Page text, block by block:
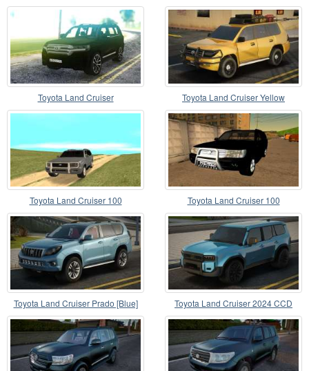
Toyota Land Cruiser Toyota Land Cruiser Yellow
Toyota Land Cruiser 100 Toyota Land Cruiser 100
Toyota Land Cruiser Prado [Blue] Toyota Land Cruiser 2024 CCD